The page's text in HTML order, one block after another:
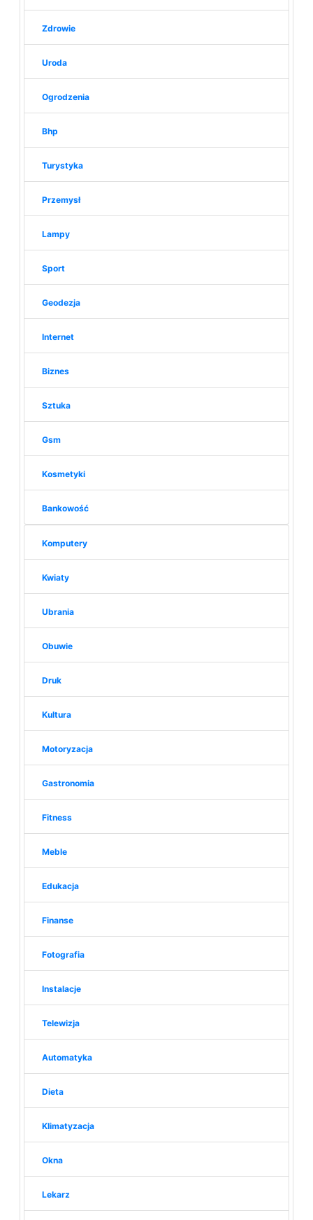
Zdrowie
Uroda
Ogrodzenia
Bhp
Turystyka
Przemysł
Lampy
Sport
Geodezja
Internet
Biznes
Sztuka
Gsm
Kosmetyki
Bankowość
Komputery
Kwiaty
Ubrania
Obuwie
Druk
Kultura
Motoryzacja
Gastronomia
Fitness
Meble
Edukacja
Finanse
Fotografia
Instalacje
Telewizja
Automatyka
Dieta
Klimatyzacja
Okna
Lekarz